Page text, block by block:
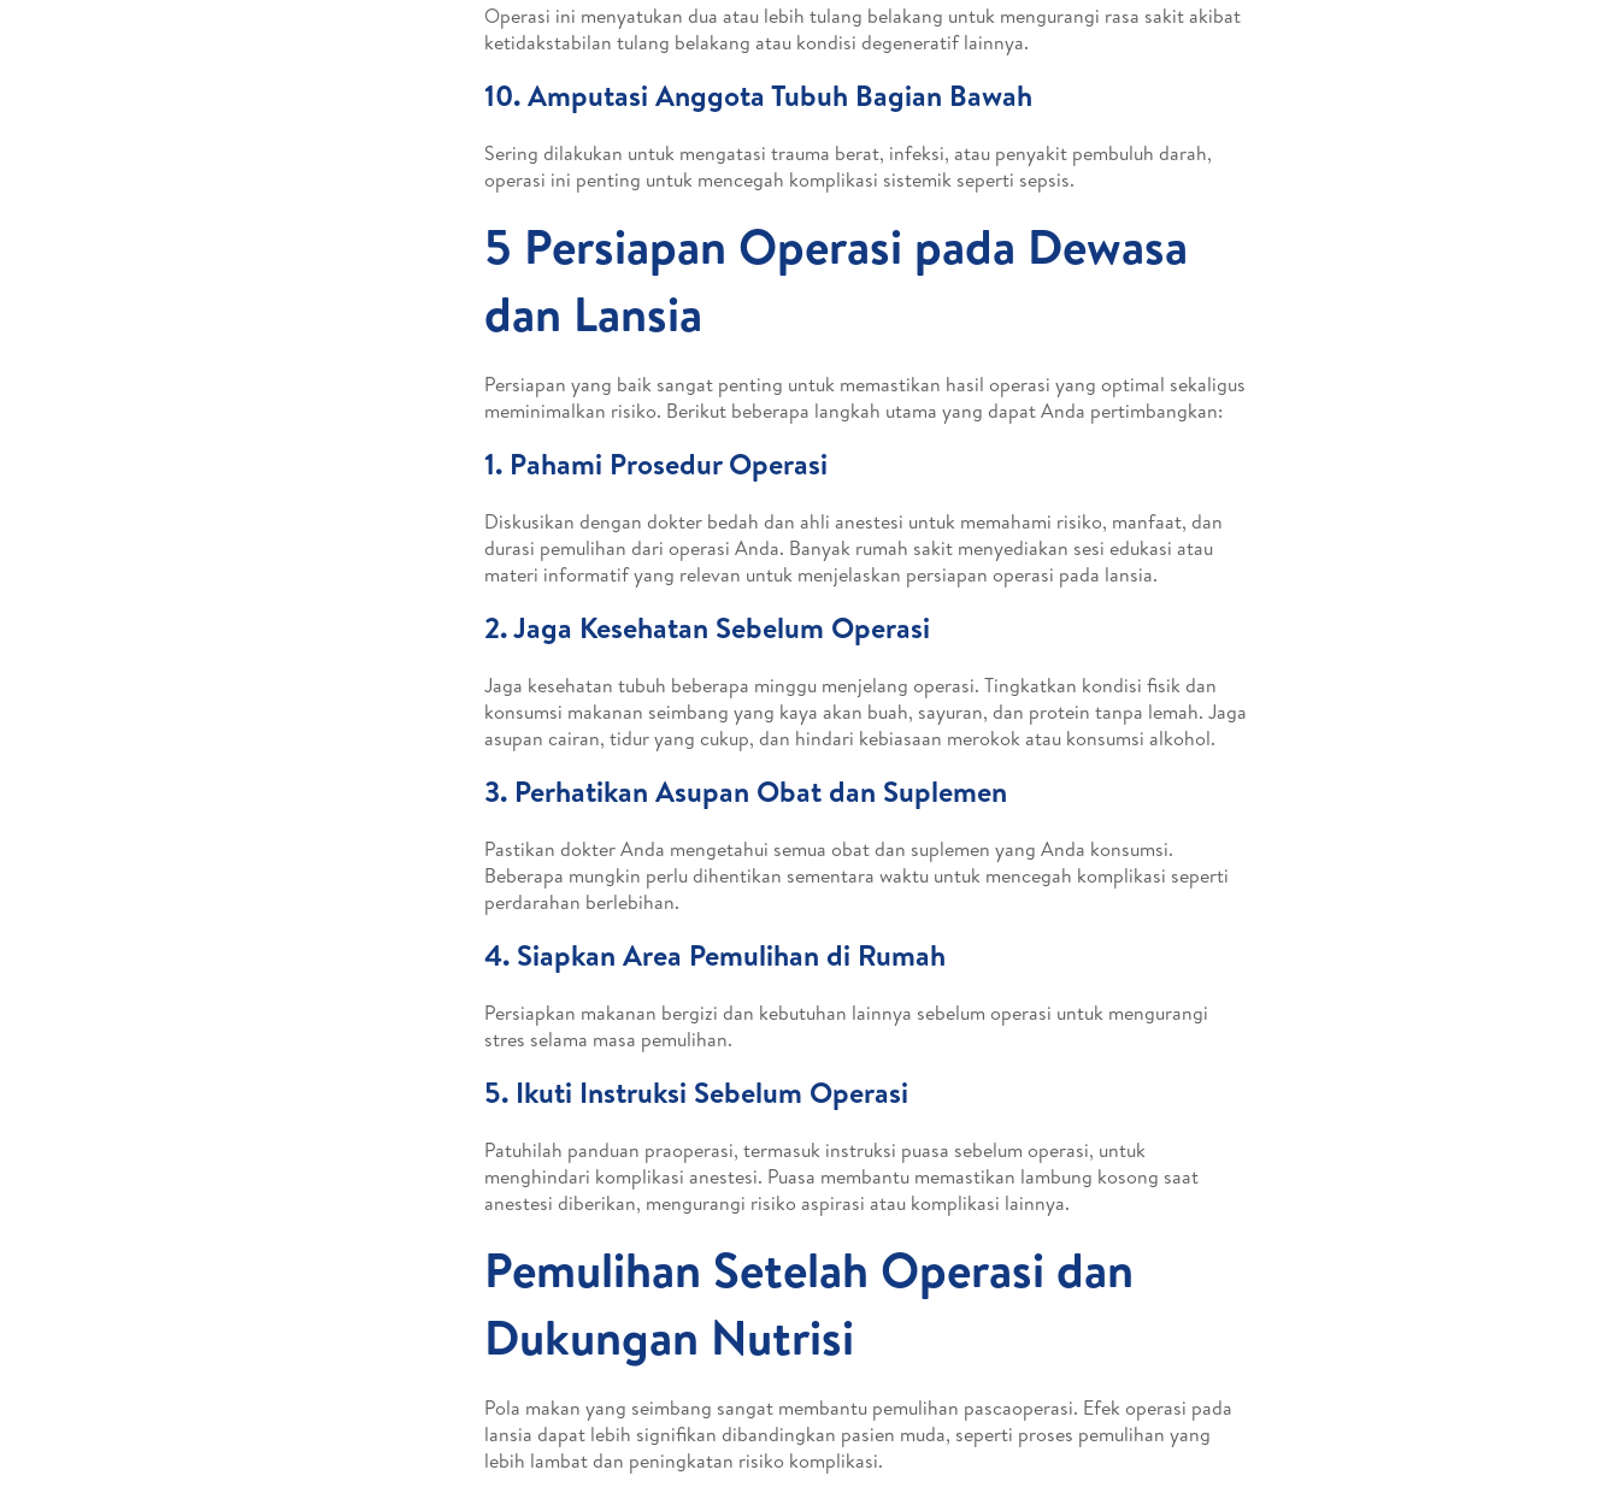
Operasi ini menyatukan dua atau lebih tulang belakang untuk mengurangi rasa sakit akibat
ketidakstabilan tulang belakang atau kondisi degeneratif lainnya.
10. Amputasi Anggota Tubuh Bagian Bawah
Sering dilakukan untuk mengatasi trauma berat, infeksi, atau penyakit pembuluh darah,
operasi ini penting untuk mencegah komplikasi sistemik seperti sepsis.
5 Persiapan Operasi pada Dewasa
dan Lansia
Persiapan yang baik sangat penting untuk memastikan hasil operasi yang optimal sekaligus
meminimalkan risiko. Berikut beberapa langkah utama yang dapat Anda pertimbangkan:
1. Pahami Prosedur Operasi
Diskusikan dengan dokter bedah dan ahli anestesi untuk memahami risiko, manfaat, dan
durasi pemulihan dari operasi Anda. Banyak rumah sakit menyediakan sesi edukasi atau
materi informatif yang relevan untuk menjelaskan persiapan operasi pada lansia.
2. Jaga Kesehatan Sebelum Operasi
Jaga kesehatan tubuh beberapa minggu menjelang operasi. Tingkatkan kondisi fisik dan
konsumsi makanan seimbang yang kaya akan buah, sayuran, dan protein tanpa lemah. Jaga
asupan cairan, tidur yang cukup, dan hindari kebiasaan merokok atau konsumsi alkohol.
3. Perhatikan Asupan Obat dan Suplemen
Pastikan dokter Anda mengetahui semua obat dan suplemen yang Anda konsumsi.
Beberapa mungkin perlu dihentikan sementara waktu untuk mencegah komplikasi seperti
perdarahan berlebihan.
4. Siapkan Area Pemulihan di Rumah
Persiapkan makanan bergizi dan kebutuhan lainnya sebelum operasi untuk mengurangi
stres selama masa pemulihan.
5. Ikuti Instruksi Sebelum Operasi
Patuhilah panduan praoperasi, termasuk instruksi puasa sebelum operasi, untuk
menghindari komplikasi anestesi. Puasa membantu memastikan lambung kosong saat
anestesi diberikan, mengurangi risiko aspirasi atau komplikasi lainnya.
Pemulihan Setelah Operasi dan
Dukungan Nutrisi
Pola makan yang seimbang sangat membantu pemulihan pascaoperasi. Efek operasi pada
lansia dapat lebih signifikan dibandingkan pasien muda, seperti proses pemulihan yang
lebih lambat dan peningkatan risiko komplikasi.